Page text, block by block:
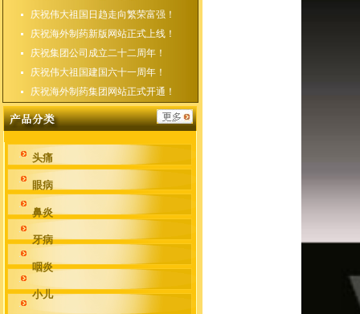
庆祝伟大祖国日趋走向繁荣富强！
庆祝海外制药新版网站正式上线！
庆祝集团公司成立二十二周年！
庆祝伟大祖国建国六十一周年！
庆祝海外制药集团网站正式开通！
头痛
眼病
鼻炎
牙病
咽炎
小儿